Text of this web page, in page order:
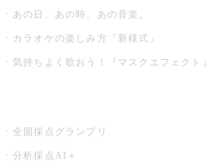
あの日、あの時、あの音楽。
カラオケの楽しみ方『新様式』
気持ちよく歌おう！『マスクエフェクト』
全国採点グランプリ
分析採点AI＋